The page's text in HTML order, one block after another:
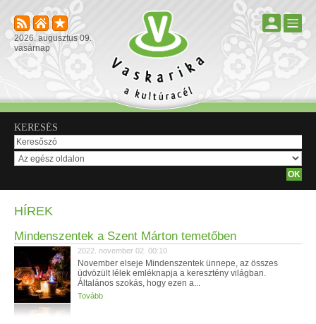
2026. augusztus 09.
vasárnap
KERESÉS
HÍREK
Mindenszentek a Szent Márton temetőben
2022. november 02. 00:10
November elseje Mindenszentek ünnepe, az összes
üdvözült lélek emléknapja a keresztény világban.
Általános szokás, hogy ezen a...
Tovább